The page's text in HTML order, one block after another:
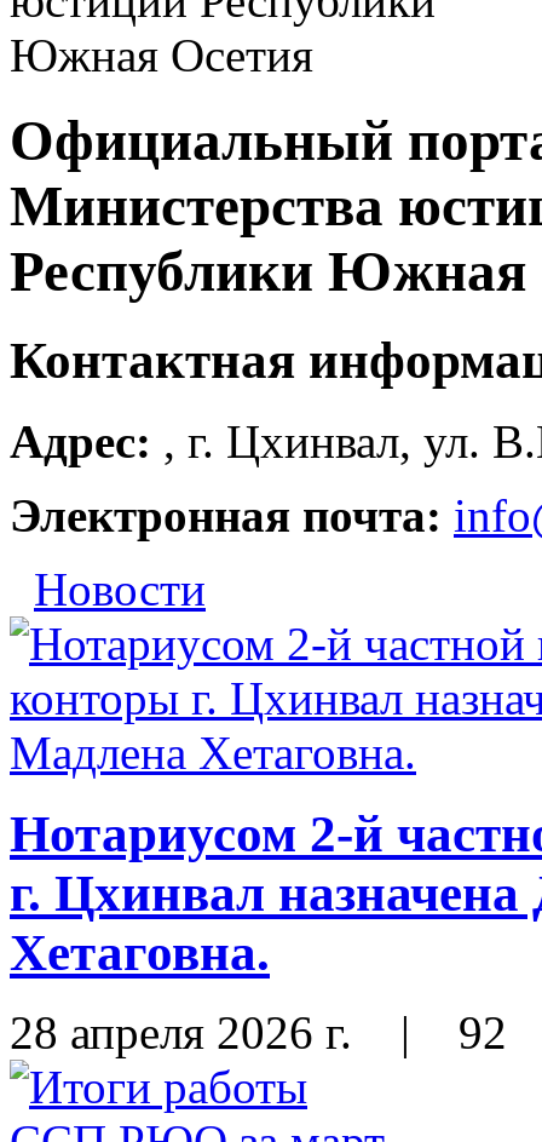
Официальный
Министерства
Республики Южная
Контактная
Адрес: , г. Цхинвал, ул.
Электронная почта:
Новости
Нотариусом 2-й
г. Цхинвал
Хетаговна.
28 апреля 2026 г. | 92